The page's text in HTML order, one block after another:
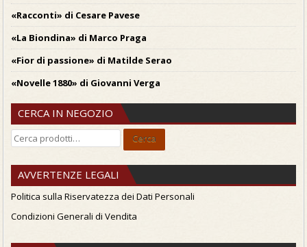
«Racconti» di Cesare Pavese
«La Biondina» di Marco Praga
«Fior di passione» di Matilde Serao
«Novelle 1880» di Giovanni Verga
CERCA IN NEGOZIO
Cerca: Cerca
AVVERTENZE LEGALI
Politica sulla Riservatezza dei Dati Personali
Condizioni Generali di Vendita